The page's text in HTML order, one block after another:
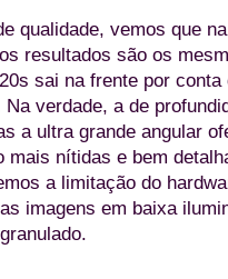
qualidade, vemos que
resultados são os
sai na frente por conta
verdade, a de
a ultra grande angular
mais nítidas e bem
a limitação do
imagens em baixa